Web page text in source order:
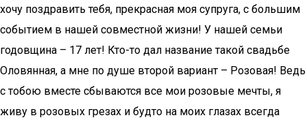
хочу поздравить тебя, прекрасная моя супруга, с большим
событием в нашей совместной жизни! У нашей семьи
годовщина – 17 лет! Кто-то дал название такой свадьбе
Оловянная, а мне по душе второй вариант – Розовая! Ведь
с тобою вместе сбываются все мои розовые мечты, я
живу в розовых грезах и будто на моих глазах всегда